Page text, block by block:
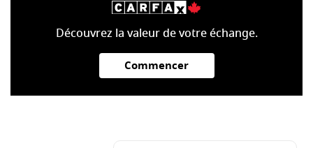
Découvrez la valeur de votre échange.
Commencer